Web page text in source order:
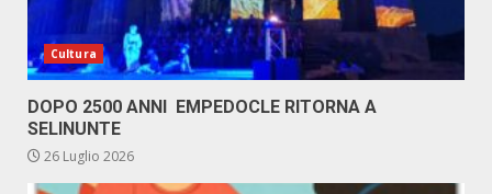
Cultura
DOPO 2500 ANNI EMPEDOCLE RITORNA A
SELINUNTE
26 Luglio 2026